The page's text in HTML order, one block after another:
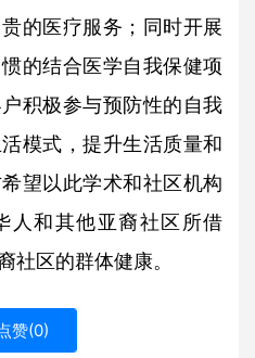
的医疗服务；同时开展
的结合医学自我保健项
积极参与预防性的自我
模式，提升生活质量和
望以此学术和社区机构
人和其他亚裔社区所借
社区的群体健康。
赞(0)